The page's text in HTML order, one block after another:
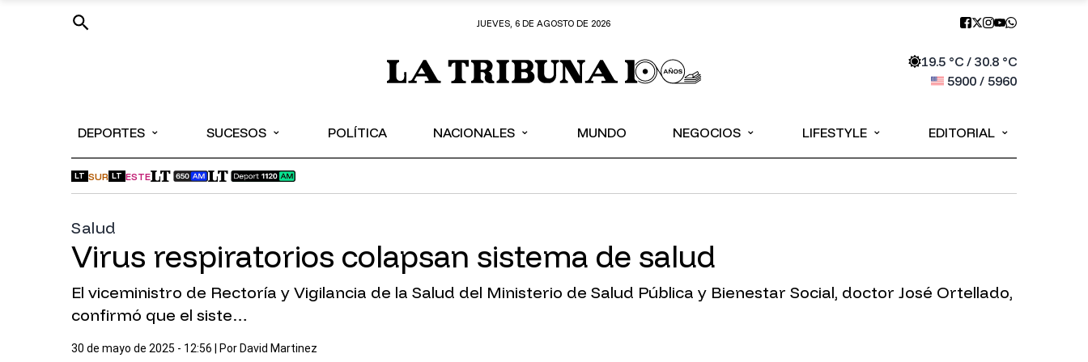
JUEVES, 6 DE AGOSTO DE 2026
19.5°C / 30.8°C
5900/ 5960
DEPORTES ⌄ SUCESOS ⌄ POLÍTICA NACIONALES ⌄ MUNDO NEGOCIOS ⌄ LIFESTYLE ⌄ EDITORIAL ⌄
LT SUR LT ESTE
Salud
Virus respiratorios colapsan sistema de salud
El viceministro de Rectoría y Vigilancia de la Salud del Ministerio de Salud Pública y Bienestar Social, doctor José Ortellado,
confirmó que el siste…
30 de mayo de 2025 - 12:56 | Por David Martinez